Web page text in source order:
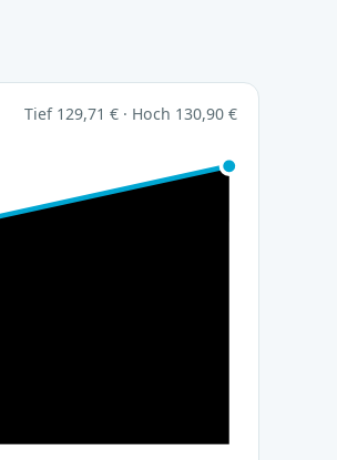
Tief 129,71 € · Hoch 130,90 €